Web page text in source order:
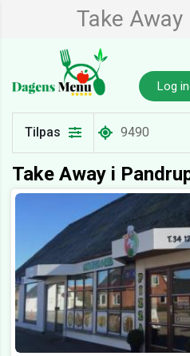
Take Away
Log
Tilpas
Take Away i